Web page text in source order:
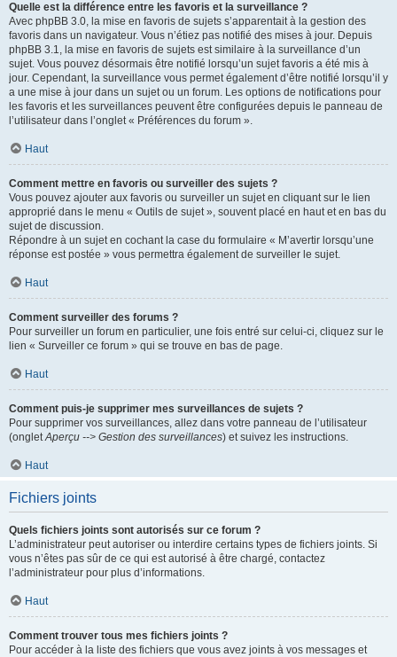
Quelle est la différence entre les favoris et la surveillance ?
Avec phpBB 3.0, la mise en favoris de sujets s’apparentait à la gestion des
favoris dans un navigateur. Vous n’étiez pas notifié des mises à jour. Depuis
phpBB 3.1, la mise en favoris de sujets est similaire à la surveillance d’un
sujet. Vous pouvez désormais être notifié lorsqu’un sujet favoris a été mis à
jour. Cependant, la surveillance vous permet également d’être notifié lorsqu’il y
a une mise à jour dans un sujet ou un forum. Les options de notifications pour
les favoris et les surveillances peuvent être configurées depuis le panneau de
l’utilisateur dans l’onglet « Préférences du forum ».
Haut
Comment mettre en favoris ou surveiller des sujets ?
Vous pouvez ajouter aux favoris ou surveiller un sujet en cliquant sur le lien
approprié dans le menu « Outils de sujet », souvent placé en haut et en bas du
sujet de discussion.
Répondre à un sujet en cochant la case du formulaire « M’avertir lorsqu’une
réponse est postée » vous permettra également de surveiller le sujet.
Haut
Comment surveiller des forums ?
Pour surveiller un forum en particulier, une fois entré sur celui-ci, cliquez sur le
lien « Surveiller ce forum » qui se trouve en bas de page.
Haut
Comment puis-je supprimer mes surveillances de sujets ?
Pour supprimer vos surveillances, allez dans votre panneau de l’utilisateur
(ongletAperçu --> Gestion des surveillances) et suivez les instructions.
Haut
Fichiers joints
Quels fichiers joints sont autorisés sur ce forum ?
L’administrateur peut autoriser ou interdire certains types de fichiers joints. Si
vous n’êtes pas sûr de ce qui est autorisé à être chargé, contactez
l’administrateur pour plus d’informations.
Haut
Comment trouver tous mes fichiers joints ?
Pour accéder à la liste des fichiers que vous avez joints à vos messages et